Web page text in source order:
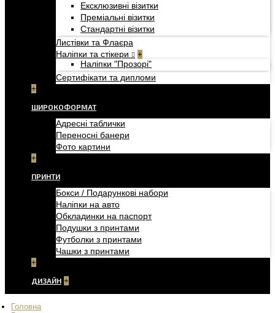
Ексклюзивні візитки
Преміальні візитки
Стандартні візитки
Листівки та Флаєра
Наліпки та стікери
+
Наліпки "Прозорі"
Сертифікати та дипломи
+
ШИРОКОФОРМАТ
Адресні таблички
Переносні банери
Фото картини
+
ПРИНТИ
Бокси / Подарункові набори
Наліпки на авто
Обкладинки на паспорт
Подушки з принтами
Футболки з принтами
Чашки з принтами
+
ДИЗАЙН +
Головна